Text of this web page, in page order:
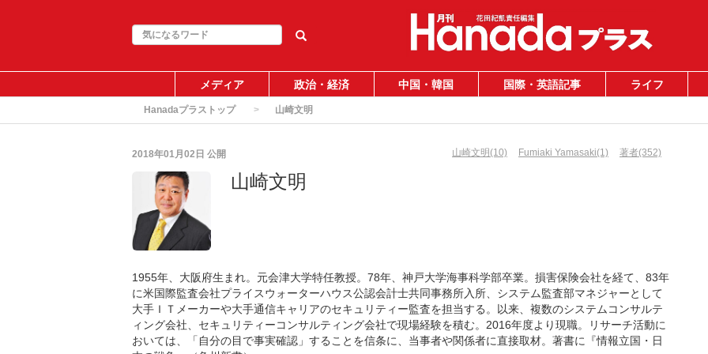
メディア 政治・経済 中国・韓国 国際・英語記事 ライフ
Hanadaプラストップ 山崎文明
2018年01月02日 公開 山崎文明(10) Fumiaki Yamasaki(1) 著者(352)
山崎文明
1955年、大阪府生まれ。元会津大学特任教授。78年、神戸大学海事科学部卒業。損害保険会社を経て、83年
に米国際監査会社プライスウォーターハウス公認会計士共同事務所入所、システム監査部マネジャーとして
大手ＩＴメーカーや大手通信キャリアのセキュリティー監査を担当する。以来、複数のシステムコンサルテ
ィング会社、セキュリティーコンサルティング会社で現場経験を積む。2016年度より現職。リサーチ活動に
おいては、「自分の目で事実確認」することを信条に、当事者や関係者に直接取材。著書に『情報立国・日